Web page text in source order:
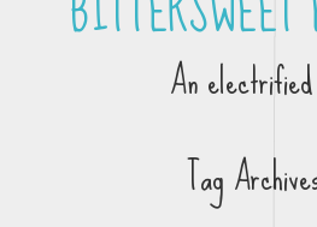
An
Tag